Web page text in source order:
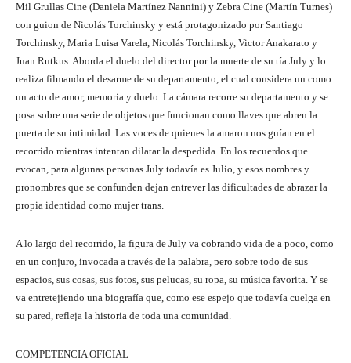
Mil Grullas Cine (Daniela Martínez Nannini) y Zebra Cine (Martín Turnes)
con guion de Nicolás Torchinsky y está protagonizado por Santiago
Torchinsky, Maria Luisa Varela, Nicolás Torchinsky, Victor Anakarato y
Juan Rutkus. Aborda el duelo del director por la muerte de su tía July y lo
realiza filmando el desarme de su departamento, el cual considera un como
un acto de amor, memoria y duelo. La cámara recorre su departamento y se
posa sobre una serie de objetos que funcionan como llaves que abren la
puerta de su intimidad. Las voces de quienes la amaron nos guían en el
recorrido mientras intentan dilatar la despedida. En los recuerdos que
evocan, para algunas personas July todavía es Julio, y esos nombres y
pronombres que se confunden dejan entrever las dificultades de abrazar la
propia identidad como mujer trans.
A lo largo del recorrido, la figura de July va cobrando vida de a poco, como
en un conjuro, invocada a través de la palabra, pero sobre todo de sus
espacios, sus cosas, sus fotos, sus pelucas, su ropa, su música favorita. Y se
va entretejiendo una biografía que, como ese espejo que todavía cuelga en
su pared, refleja la historia de toda una comunidad.
COMPETENCIA OFICIAL